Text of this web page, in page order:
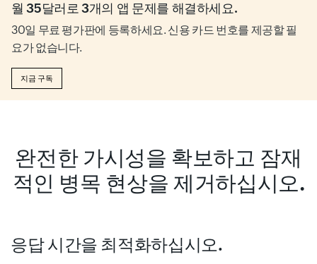
월 35달러로 3개의 앱 문제를 해결하세요.
30일 무료 평가판에 등록하세요. 신용 카드 번호를 제공할 필
요가 없습니다.
지금 구독
완전한 가시성을 확보하고 잠재
적인 병목 현상을 제거하십시오.
응답 시간을 최적화하십시오.